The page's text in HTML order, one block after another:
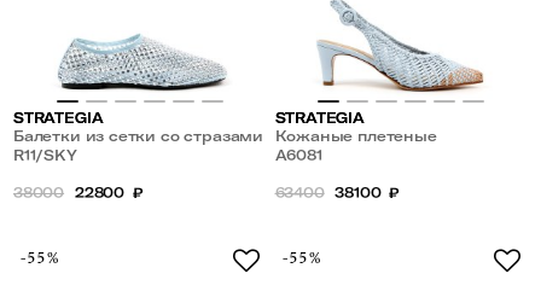
STRATEGIA
Балетки из сетки со стразами
R11/SKY
38000 22800 ₽
STRATEGIA
Кожаные плетеные
босоножки
A6081
63400 38100 ₽
-55% -55%